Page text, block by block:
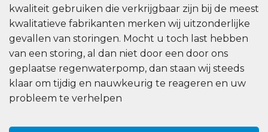
kwaliteit gebruiken die verkrijgbaar zijn bij de meest
kwalitatieve fabrikanten merken wij uitzonderlijke
gevallen van storingen. Mocht u toch last hebben
van een storing, al dan niet door een door ons
geplaatse regenwaterpomp, dan staan ​​wij steeds
klaar om tijdig en nauwkeurig te reageren en uw
probleem te verhelpen